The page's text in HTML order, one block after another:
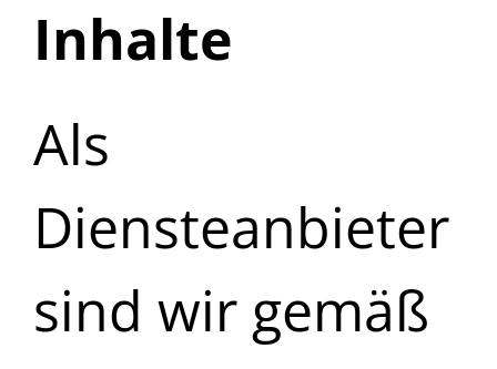
Inhalte
Als
Diensteanbieter
sind wir gemäß